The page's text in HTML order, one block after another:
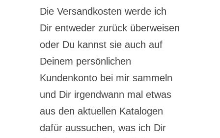
Die Versandkosten werde ich
Dir entweder zurück überweisen
oder Du kannst sie auch auf
Deinem persönlichen
Kundenkonto bei mir sammeln
und Dir irgendwann mal etwas
aus den aktuellen Katalogen
dafür aussuchen, was ich Dir